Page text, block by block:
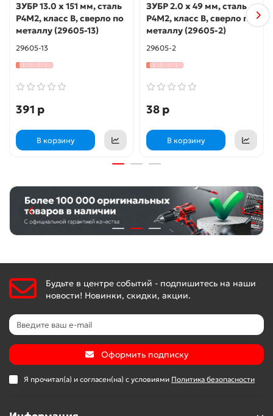
ЗУБР 13.0 х 151 мм, сталь
Р4М2, класс В, сверло по
металлу (29605-13)
29605-13
391 р
В корзину
ЗУБР 2.0 х 49 мм, сталь
Р4М2, класс В, сверло по
металлу (29605-2)
29605-2
38 р
В корзину
Будьте в центре событий - подпишитесь на наши
новости! Новинки, скидки, акции.
Оформить подписку
Я прочитал(а) и согласен(на) с условиями Политика безопасности